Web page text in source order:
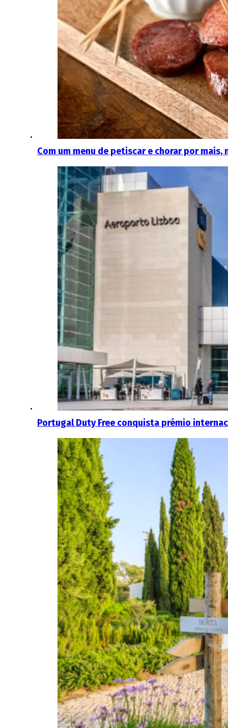
Com um menu de petiscar e chorar por
Portugal Duty Free conquista prémio